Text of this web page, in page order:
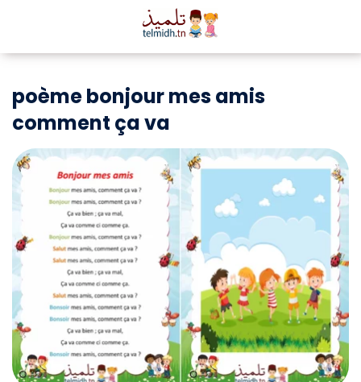
poème bonjour mes amis
comment ça va